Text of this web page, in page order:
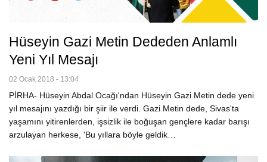
Hüseyin Gazi Metin Dededen Anlamlı
Yeni Yıl Mesajı
02 Ocak 2018 - 13:04
PİRHA- Hüseyin Abdal Ocağı'ndan Hüseyin Gazi Metin dede yeni
yıl mesajını yazdığı bir şiir ile verdi. Gazi Metin dede, Sivas'ta
yaşamını yitirenlerden, işsizlik ile boğuşan gençlere kadar barışı
arzulayan herkese, 'Bu yıllara böyle geldik…